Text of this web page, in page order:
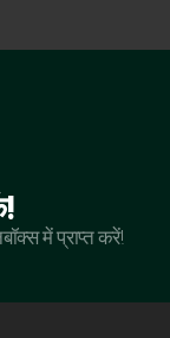
में प्राप्त करें!